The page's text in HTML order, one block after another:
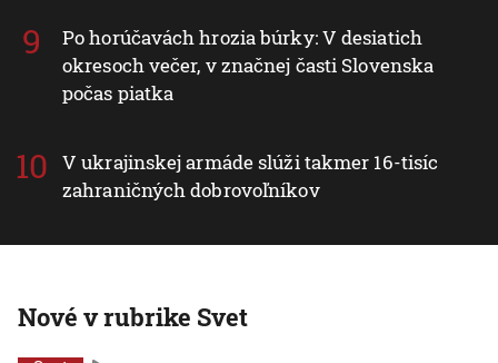
Po horúčavách hrozia búrky: V desiatich
okresoch večer, v značnej časti Slovenska
počas piatka
V ukrajinskej armáde slúži takmer 16-tisíc
zahraničných dobrovoľníkov
Nové v rubrike Svet